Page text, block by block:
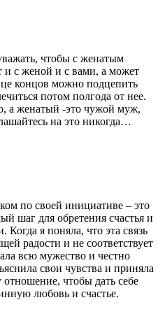
чтобы с женатым
и с женой и с вами, а может
концов можно подцепить
потом полгода от нее.
а женатый -это чужой муж,
на это никогда…
по своей инициативе – это
шаг для обретения счастья и
я поняла, что эта связь
радости и не соответствует
всю мужество и честно
свои чувства и приняла
отношение, чтобы дать себе
любовь и счастье.